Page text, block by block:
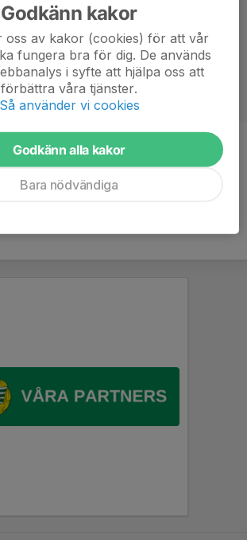
11 år
Godkänn kakor
oss av kakor (cookies) för att vår
fungera bra för dig. De används
i syfte att hjälpa oss att
förbättra våra tjänster.
Så använder vi cookies
Godkänn alla kakor
Bara nödvändiga